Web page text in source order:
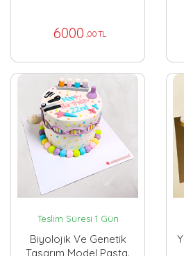
6000 ,00 TL
Teslim Süresi 1 Gün
Biyolojik Ve Genetik
Tasarım Model Pasta.